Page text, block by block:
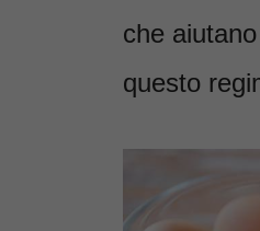
che
questo